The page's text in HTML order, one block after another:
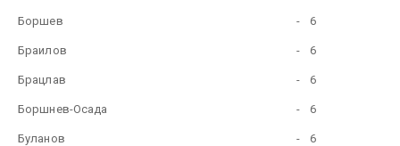
Боршев - 6
Браилов - 6
Брацлав - 6
Боршнев-Осада - 6
Буланов - 6